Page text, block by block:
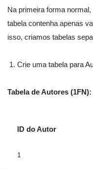
Na primeira forma
tabela contenha apenas
isso, criamos tabelas
Crie uma tabela para
Tabela de Autores (1FN):
ID do Autor
1